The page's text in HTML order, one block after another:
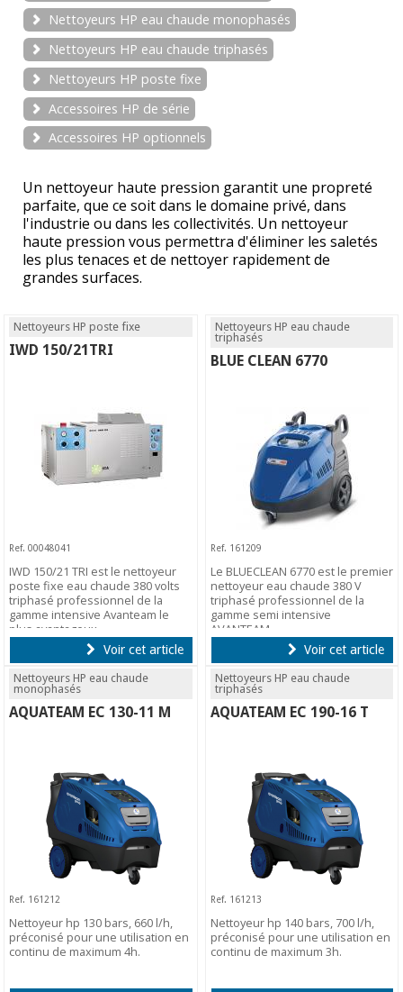
Nettoyeurs HP eau chaude monophasés
Nettoyeurs HP eau chaude triphasés
Nettoyeurs HP poste fixe
Accessoires HP de série
Accessoires HP optionnels
Un nettoyeur haute pression garantit une propreté
parfaite, que ce soit dans le domaine privé, dans
l'industrie ou dans les collectivités. Un nettoyeur
haute pression vous permettra d'éliminer les saletés
les plus tenaces et de nettoyer rapidement de
grandes surfaces.
Nettoyeurs HP poste fixe
IWD 150/21TRI
Ref. 00048041
IWD 150/21 TRI est le nettoyeur
poste fixe eau chaude 380 volts
triphasé professionnel de la
gamme intensive Avanteam le
plus avantageux.
Voir cet article
Nettoyeurs HP eau chaude
triphasés
BLUE CLEAN 6770
Ref. 161209
Le BLUECLEAN 6770 est le premier
nettoyeur eau chaude 380 V
triphasé professionnel de la
gamme semi intensive
AVANTEAM.
Voir cet article
Nettoyeurs HP eau chaude
monophasés
AQUATEAM EC 130-11 M
Ref. 161212
Nettoyeur hp 130 bars, 660 l/h,
préconisé pour une utilisation en
continu de maximum 4h.
Nettoyeurs HP eau chaude
triphasés
AQUATEAM EC 190-16 T
Ref. 161213
Nettoyeur hp 140 bars, 700 l/h,
préconisé pour une utilisation en
continu de maximum 3h.